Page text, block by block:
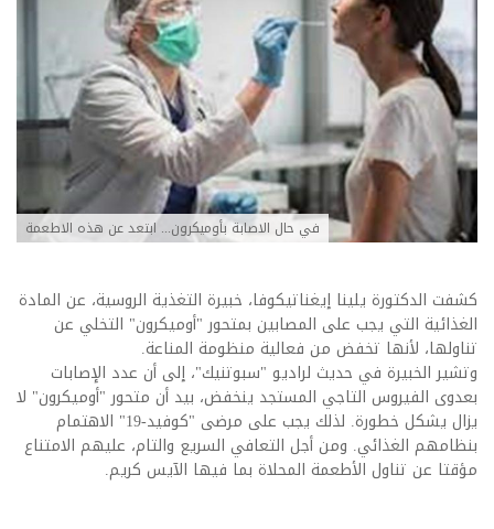
في حال الاصابة بأوميكرون... ابتعد عن هذه الاطعمة
كشفت الدكتورة يلينا إيغناتيكوفا، خبيرة التغذية الروسية، عن المادة
الغذائية التي يجب على المصابين بمتحور "أوميكرون" التخلي عن
تناولها، لأنها تخفض من فعالية منظومة المناعة.
وتشير الخبيرة في حديث لراديو "سبوتنيك"، إلى أن عدد الإصابات
بعدوى الفيروس التاجي المستجد ينخفض، بيد أن متحور "أوميكرون" لا
يزال يشكل خطورة. لذلك يجب على مرضى "كوفيد-19" الاهتمام
بنظامهم الغذائي. ومن أجل التعافي السريع والتام، عليهم الامتناع
مؤقتا عن تناول الأطعمة المحلاة بما فيها الآيس كريم.